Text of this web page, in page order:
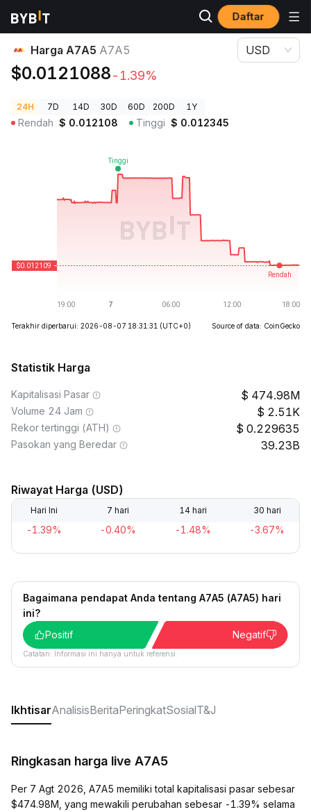
Daftar
Harga Kripto
Harga A7A5 A7A5
$0.0121088-1.39%
USD
24H 7D 14D 30D 60D 200D 1Y
Rendah $ 0.012108 Tinggi $ 0.012345
Terakhir diperbarui: 2026-08-07 18:31:31 (UTC+0) Source of data: CoinGecko
Statistik Harga
Kapitalisasi Pasar 474.98M
Volume 24 Jam 2.51K
Rekor tertinggi (ATH) 0.229635
Pasokan yang Beredar 39.23B
Riwayat Harga (USD)
Hari Ini 7 hari 14 hari 30 hari
-1.39% -0.40% -1.48% -3.67%
Bagaimana pendapat Anda tentang A7A5 (A7A5) hari
ini?
Positif
Negatif
Catatan: Informasi ini hanya untuk referensi.
IkhtisarAnalisisBeritaPeringkatSosialT&J
Ringkasan harga live A7A5
Per 7 Agt 2026, A7A5 memiliki total kapitalisasi pasar sebesar
$474.98M, yang mewakili perubahan sebesar -1.39% selama